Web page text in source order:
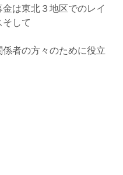
は東北３地区でのレイ
そして
係者の方々のために役立